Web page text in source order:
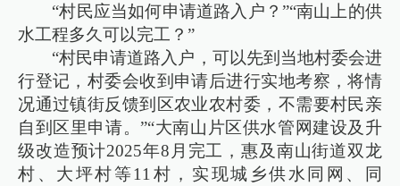
“村民应当如何申请道路入户？”“南山上的供
水工程多久可以完工？”
“村民申请道路入户，可以先到当地村委会进
行登记，村委会收到申请后进行实地考察，将情
况通过镇街反馈到区农业农村委，不需要村民亲
自到区里申请。”“大南山片区供水管网建设及升
级改造预计2025年8月完工，惠及南山街道双龙
村、大坪村等11村，实现城乡供水同网、同